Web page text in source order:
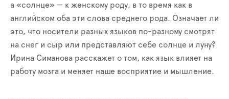
а «солнце» — к женскому роду, в то время как в
английском оба эти слова среднего рода. Означает ли
это, что носители разных языков по-разному смотрят
на снег и сыр или представляют себе солнце и луну?
Ирина Симанова расскажет о том, как язык влияет на
работу мозга и меняет наше восприятие и мышление.